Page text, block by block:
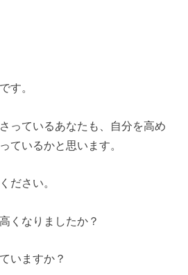
す。
っているあなたも、自分を高め
ているかと思います。
ださい。
くなりましたか？
いますか？